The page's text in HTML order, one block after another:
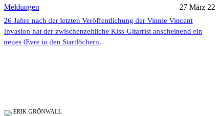
Meldungen 27 März 22
26 Jahre nach der letzten Veröffentlichung der Vinnie Vincent
Invasion hat der zwischenzeitliche Kiss-Gitarrist anscheinend ein
neues Œvre in den Startlöchern.
ERIK GRÖNWALL